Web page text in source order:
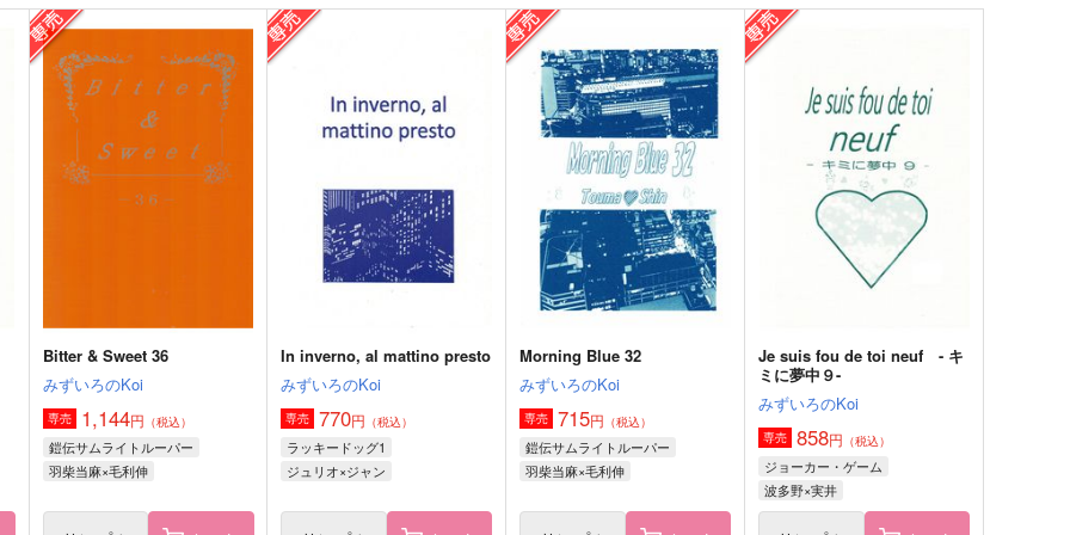
征士が帰ってこない
AIR WALKS
330円
中学生日記6
円（税込）
伊達征士×羽柴当麻
サンプル 作品詳細
中学生日記5
AIR WALKS
円 （税込）
伊達征士×羽柴当麻
サンプル 作品詳細
（税込）
サンプル 作品詳細
Bitter & Sweet 36
みずいろのKoi
専売 1,144円 （税込）
鎧伝サムライトルーパー
羽柴当麻×毛利伸
In inverno, al mattino presto
みずいろのKoi
専売 770円 （税込）
ラッキードッグ1
ジュリオ×ジャン
Morning Blue 32
みずいろのKoi
専売 715円 （税込）
鎧伝サムライトルーパー
羽柴当麻×毛利伸
Je suis fou de toi neuf - キ
ミに夢中９-
みずいろのKoi
専売 858円 （税込）
ジョーカー・ゲーム
波多野×実井